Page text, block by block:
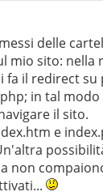
delle
mio sito: nella
fa il redirect su
in tal
il sito.
e
non